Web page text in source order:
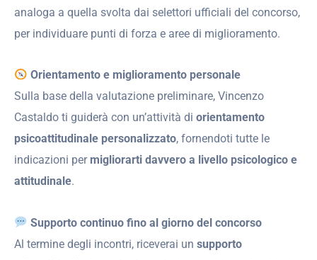
analoga a quella svolta dai selettori ufficiali del concorso,
per individuare punti di forza e aree di miglioramento.
Orientamento e miglioramento personale
Sulla base della valutazione preliminare, Vincenzo
Castaldo ti guiderà con un’attività di orientamento
psicoattitudinale personalizzato, fornendoti tutte le
indicazioni per migliorarti davvero a livello psicologico e
attitudinale.
Supporto continuo fino al giorno del concorso
Al termine degli incontri, riceverai un supporto